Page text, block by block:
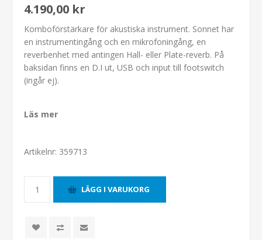
4.190,00 kr
Komboförstärkare för akustiska instrument. Sonnet har
en instrumentingång och en mikrofoningång, en
reverbenhet med antingen Hall- eller Plate-reverb. På
baksidan finns en D.I ut, USB och input till footswitch
(ingår ej).
Läs mer
Artikelnr: 359713